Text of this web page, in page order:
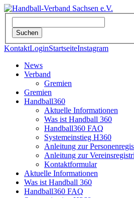
KontaktLoginStartseiteInstagram
News
Verband
Gremien
Gremien
Handball360
Aktuelle Informationen
Was ist Handball 360
Handball360 FAQ
Systemeinstieg H360
Anleitung zur
Anleitung zur
Kontaktformular
Aktuelle Informationen
Was ist Handball 360
Handball360 FAQ